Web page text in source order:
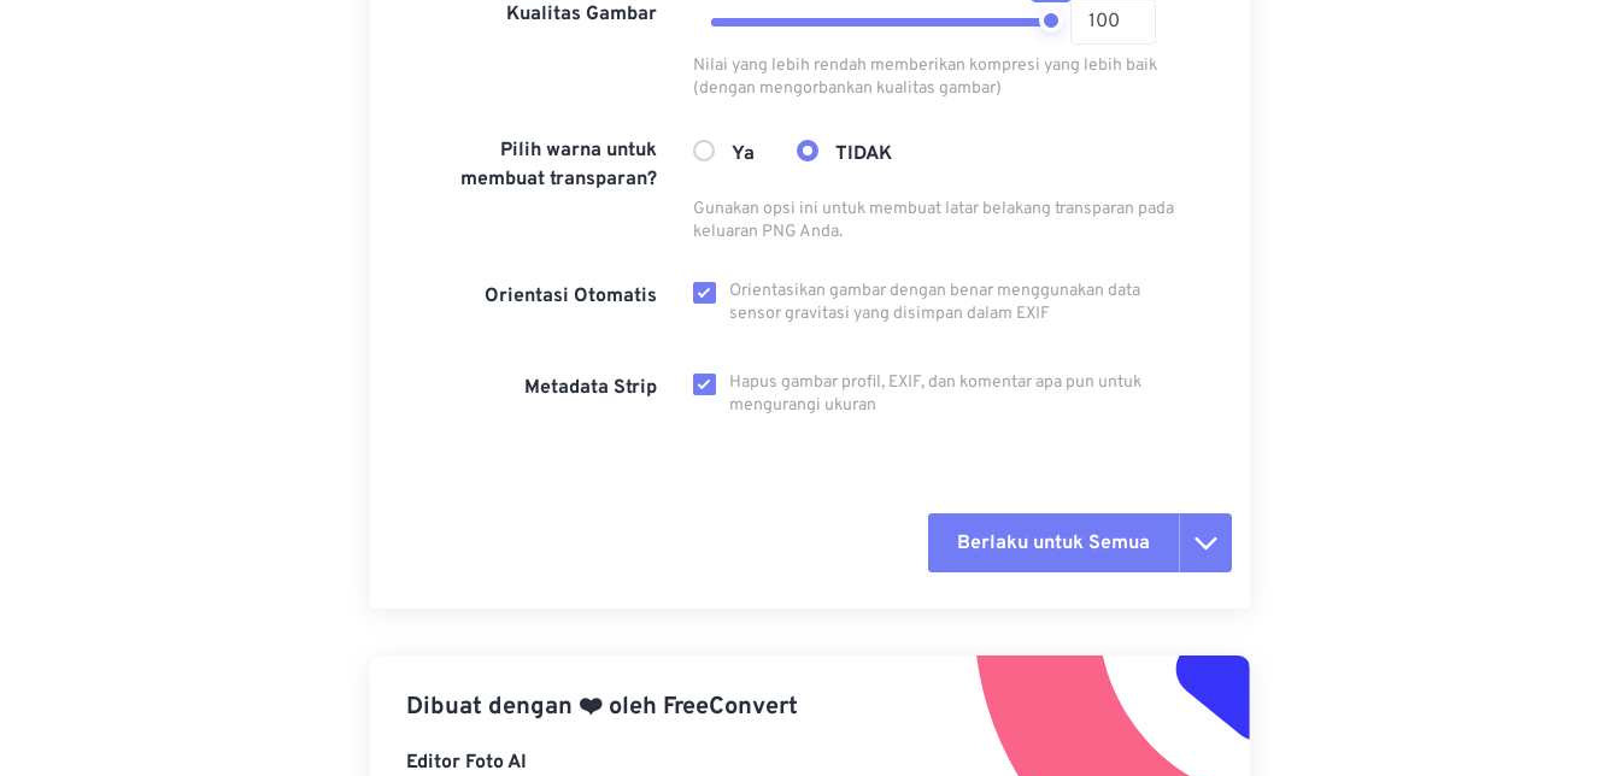
Kualitas Gambar
Nilai yang lebih rendah memberikan kompresi yang lebih baik
(dengan mengorbankan kualitas gambar)
Pilih warna untuk
membuat transparan?
Ya TIDAK
Gunakan opsi ini untuk membuat latar belakang transparan pada
keluaran PNG Anda.
Orientasi Otomatis
Orientasikan gambar dengan benar menggunakan data
sensor gravitasi yang disimpan dalam EXIF
Metadata Strip
Hapus gambar profil, EXIF, dan komentar apa pun untuk
mengurangi ukuran
Berlaku untuk Semua
Terapkan dari Preset
Simpan sebagai Preset
Dibuat dengan ❤️ oleh FreeConvert
Editor Foto AI